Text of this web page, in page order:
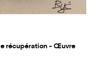
récupération - Œuvre